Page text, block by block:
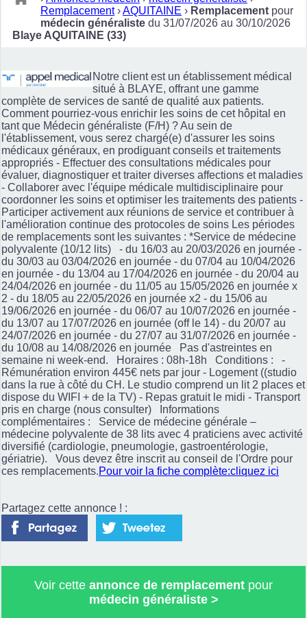
Remplacement ›AQUITAINE › Remplacement pour
médecin généraliste du 31/07/2026 au 30/10/2026
Blaye AQUITAINE (33)
Notre client est un établissement médical
situé à BLAYE, offrant une gamme
complète de services de santé de qualité aux patients.
Comment pourriez-vous enrichir les soins de cet hôpital en
tant que Médecin généraliste (F/H) ? Au sein de
l'établissement, vous serez chargé(e) d'assurer les soins
médicaux généraux, en prodiguant conseils et traitements
appropriés - Effectuer des consultations médicales pour
évaluer, diagnostiquer et traiter diverses affections et maladies
- Collaborer avec l'équipe médicale multidisciplinaire pour
coordonner les soins et optimiser les traitements des patients -
Participer activement aux réunions de service et contribuer à
l'amélioration continue des protocoles de soins Les périodes
de remplacements sont les suivantes : *Service de médecine
polyvalente (10/12 lits) - du 16/03 au 20/03/2026 en journée -
du 30/03 au 03/04/2026 en journée - du 07/04 au 10/04/2026
en journée - du 13/04 au 17/04/2026 en journée - du 20/04 au
24/04/2026 en journée - du 11/05 au 15/05/2026 en journée x
2 - du 18/05 au 22/05/2026 en journée x2 - du 15/06 au
19/06/2026 en journée - du 06/07 au 10/07/2026 en journée -
du 13/07 au 17/07/2026 en journée (off le 14) - du 20/07 au
24/07/2026 en journée - du 27/07 au 31/07/2026 en journée -
du 10/08 au 14/08/2026 en journée Pas d'astreintes en
semaine ni week-end. Horaires : 08h-18h Conditions : -
Rémunération environ 445€ nets par jour - Logement ((studio
dans la rue à côté du CH. Le studio comprend un lit 2 places et
dispose du WIFI + de la TV) - Repas gratuit le midi - Transport
pris en charge (nous consulter) Informations
complémentaires : Service de médecine générale –
médecine polyvalente de 38 lits avec 4 praticiens avec activité
diversifié (cardiologie, pneumologie, gastroentérologie,
gériatrie). Vous devez être inscrit au conseil de l'Ordre pour
ces remplacements.Pour voir la fiche complète:cliquez ici
Partagez cette annonce ! :
Voir cette annonce de remplacement pour
médecin généraliste>